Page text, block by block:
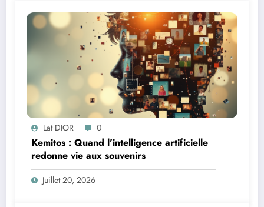
Lat DIOR 0
Kemitos : Quand l’intelligence artificielle
redonne vie aux souvenirs
Juillet 20, 2026